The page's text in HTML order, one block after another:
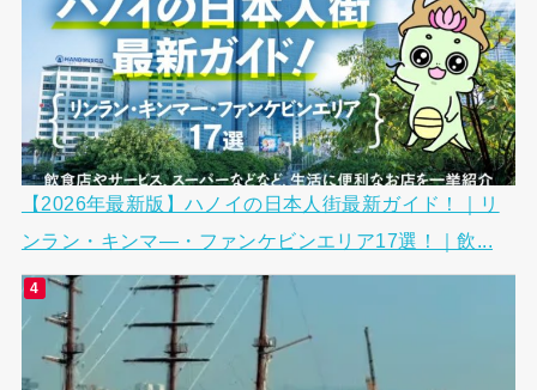
【2026年最新版】ハノイの日本人街最新ガイド！｜リ
ンラン・キンマ―・ファンケビンエリア17選！｜飲...